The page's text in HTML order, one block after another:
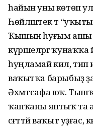
һайын уны көтөп
Һөйләштек тә
Ҡышын һуғым ашы
күршеләргә ҡунаҡҡа
һуңламай кил, тип
ваҡытҡа барыбыҙ
Әхмәтсафа юҡ.
ҡапҡаны яптыҡ та
сәғәттәй ваҡыт